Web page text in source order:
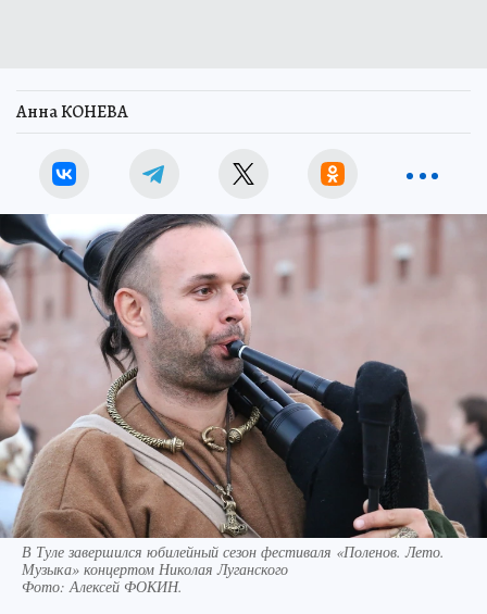
Анна КОНЕВА
В Туле завершился юбилейный сезон фестиваля «Поленов. Лето.
Музыка» концертом Николая Луганского
Фото:Алексей ФОКИН.